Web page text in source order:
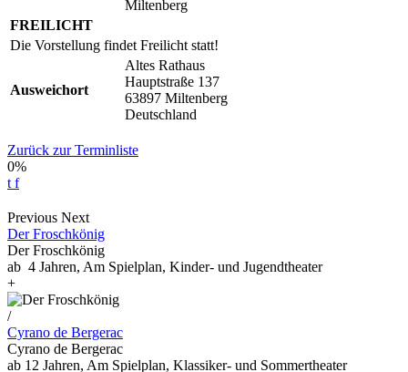
Miltenberg
FREILICHT
Die Vorstellung findet Freilicht statt!
Ausweichort
Altes Rathaus
Hauptstraße 137
63897 Miltenberg
Deutschland
Zurück zur Terminliste
0%
t f
Previous Next
Der Froschkönig
Der Froschkönig
ab 4 Jahren, Am Spielplan, Kinder- und Jugendtheater
+
/
Cyrano de Bergerac
Cyrano de Bergerac
ab 12 Jahren, Am Spielplan, Klassiker- und Sommertheater